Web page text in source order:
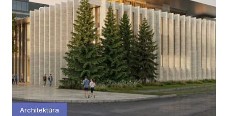
Architektūra